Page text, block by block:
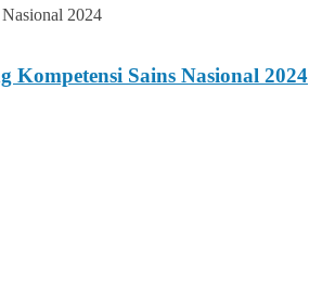
Sains Nasional 2024